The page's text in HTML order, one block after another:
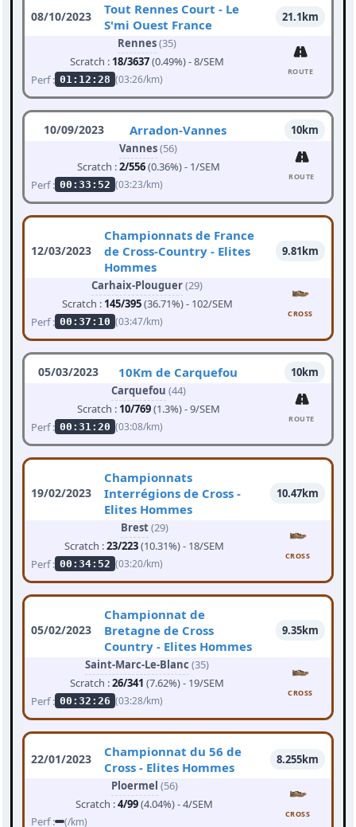
08/10/2023
Tout Rennes Court - Le
S'mi Ouest France
21.1km
Rennes(35)
Scratch : 18/3637(0.49%) - 8/SEM
Perf : 01:12:28 (03:26/km)
ROUTE
10/09/2023 Arradon-Vannes
10km
Vannes(56)
Scratch :2/556(0.36%) - 1/SEM
Perf : 00:33:52 (03:23/km)
ROUTE
12/03/2023
Championnats de France
de Cross-Country - Elites
Hommes
9.81km
Carhaix-Plouguer(29)
Scratch : 145/395(36.71%) - 102/SEM
Perf : 00:37:10 (03:47/km)
CROSS
05/03/2023 10Km de Carquefou
10km
Carquefou (44)
Scratch : 10/769(1.3%) - 9/SEM
Perf : 00:31:20 (03:08/km)
ROUTE
19/02/2023
Championnats
Interrégions de Cross -
Elites Hommes
10.47km
Brest(29)
Scratch :23/223(10.31%) - 18/SEM
Perf : 00:34:52 (03:20/km)
CROSS
05/02/2023
Championnat de
Bretagne de Cross
Country - Elites Hommes
9.35km
Saint-Marc-Le-Blanc (35)
Scratch :26/341 (7.62%) - 19/SEM
Perf : 00:32:26 (03:28/km)
CROSS
22/01/2023
Championnat du 56 de
Cross - Elites Hommes
8.255km
Ploermel (56)
Scratch :4/99(4.04%) - 4/SEM
Perf :
(/km)
CROSS